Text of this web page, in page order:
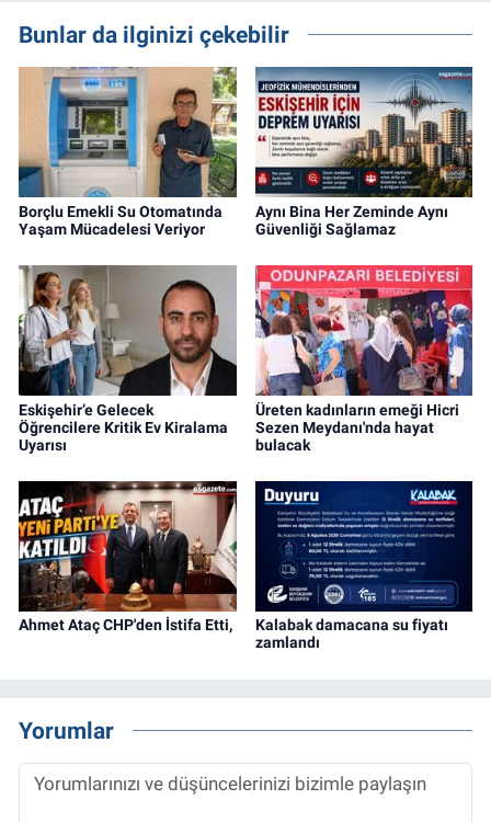
Bunlar da ilginizi çekebilir
Borçlu Emekli Su Otomatında
Yaşam Mücadelesi Veriyor
Aynı Bina Her Zeminde Aynı
Güvenliği Sağlamaz
Eskişehir’e Gelecek
Öğrencilere Kritik Ev Kiralama
Uyarısı
Üreten kadınların emeği Hicri
Sezen Meydanı'nda hayat
bulacak
Ahmet Ataç CHP'den İstifa Etti,
Kalabak damacana su fiyatı
zamlandı
Yorumlar